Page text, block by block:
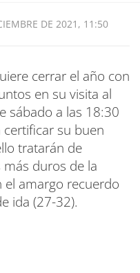
DE 2021, 11:50
cerrar el año con
en su visita al
sábado a las 18:30
su buen
tratarán de
duros de la
el amargo recuerdo
ida (27-32).